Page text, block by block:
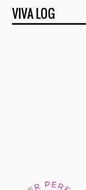
►October (13)
VIVA LOG